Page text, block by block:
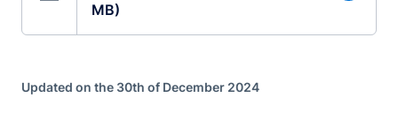
MB)
Updated on the 30th of December 2024